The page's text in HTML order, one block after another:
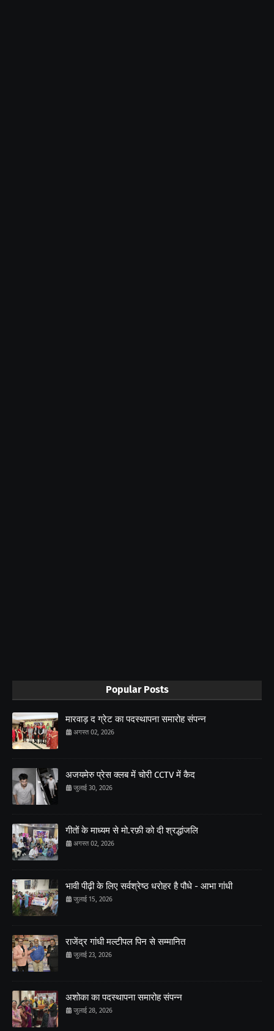
Popular Posts
मारवाड़ द ग्रेट का पदस्थापना समारोह संपन्न
अगस्त 02, 2026
अजयमेरु प्रेस क्लब में चोरी CCTV में कैद
जुलाई 30, 2026
गीतों के माध्यम से मो.रफ़ी को दी श्रद्धांजलि
अगस्त 02, 2026
भावी पीढ़ी के लिए सर्वश्रेष्ठ धरोहर है पौधे - आभा गांधी
जुलाई 15, 2026
राजेंद्र गांधी मल्टीपल पिन से सम्मानित
जुलाई 23, 2026
अशोका का पदस्थापना समारोह संपन्न
जुलाई 28, 2026